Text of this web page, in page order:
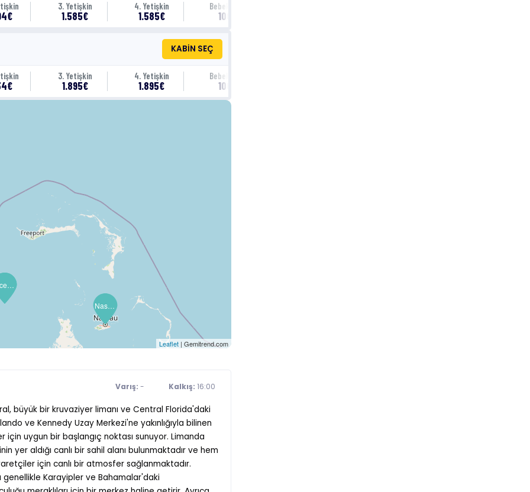
3. Yetişkin
1.585€
4. Yetişkin
1.585€
Bebek (0-1)
100€
KABİN SEÇ
3. Yetişkin
1.895€
4. Yetişkin
1.895€
Bebek (0-1)
100€
Nassau
Ocean Cay (MSC Adası)
Ocean Cay (MSC Adası)
Leaflet | Gemitrend.com
Varış: - Kalkış: 16:00
büyük bir kruvaziyer limanı ve Central Florida'daki
ve Kennedy Uzay Merkezi'ne yakınlığıyla bilinen
uygun bir başlangıç noktası sunuyor. Limanda
aldığı canlı bir sahil alanı bulunmaktadır ve hem
için canlı bir atmosfer sağlanmaktadır.
genellikle Karayipler ve Bahamalar'daki